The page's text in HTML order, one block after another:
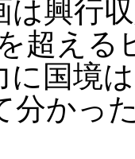
は興行
超え
に国境
分かっ